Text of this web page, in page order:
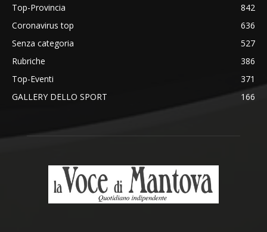
Top-Provincia
842
Coronavirus top
636
Senza categoria
527
Rubriche
386
Top-Eventi
371
GALLERY DELLO SPORT
166